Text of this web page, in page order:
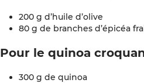
200 g d’huile d’olive
80 g de branches d’épicéa
Pour le quinoa
300 g de quinoa